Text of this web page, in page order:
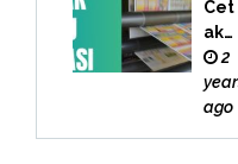
Cet
ak
Buk
u
Bek
2
ago